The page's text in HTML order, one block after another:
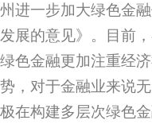
州进一步加大绿色金
发展的意见》。目前
绿色金融更加注重经
势，对于金融业来说
极在构建多层次绿色